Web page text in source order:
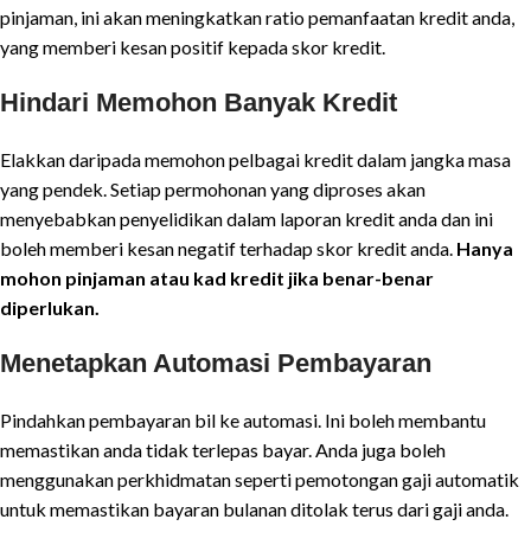
pinjaman, ini akan meningkatkan ratio pemanfaatan kredit anda,
yang memberi kesan positif kepada skor kredit.
Hindari Memohon Banyak Kredit
Elakkan daripada memohon pelbagai kredit dalam jangka masa
yang pendek. Setiap permohonan yang diproses akan
menyebabkan penyelidikan dalam laporan kredit anda dan ini
boleh memberi kesan negatif terhadap skor kredit anda. Hanya
mohon pinjaman atau kad kredit jika benar-benar
diperlukan.
Menetapkan Automasi Pembayaran
Pindahkan pembayaran bil ke automasi. Ini boleh membantu
memastikan anda tidak terlepas bayar. Anda juga boleh
menggunakan perkhidmatan seperti pemotongan gaji automatik
untuk memastikan bayaran bulanan ditolak terus dari gaji anda.